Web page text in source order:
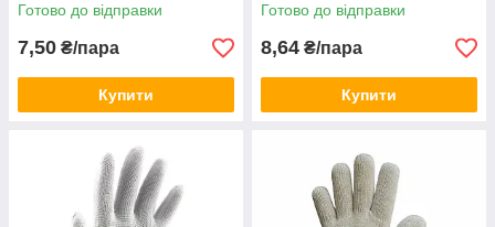
Готово до відправки
7,50 ₴/пара
Купити
Готово до відправки
8,64 ₴/пара
Купити